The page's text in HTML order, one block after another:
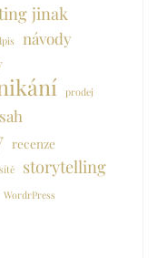
jinak
návody
prodej
recenze
storytelling
WordrPress